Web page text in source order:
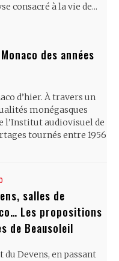
consacré à la vie de...
des années
d’hier. À travers un
monégasques
l’Institut audiovisuel de
tournés entre 1956
salles de
Les propositions
de Beausoleil
Devens, en passant